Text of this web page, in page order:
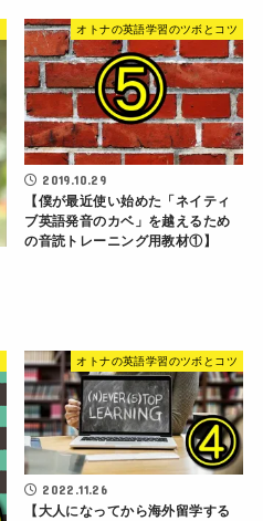
オトナの英語学習のツボとコツ
2019.10.29
【僕が最近使い始めた「ネイティ
ブ英語発音のカベ」を越えるため
の音読トレーニング用教材①】
オトナの英語学習のツボとコツ
2022.11.26
【大人になってから海外留学する